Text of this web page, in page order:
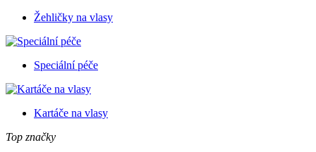
Žehličky na vlasy
Speciální péče
Kartáče na vlasy
Top značky